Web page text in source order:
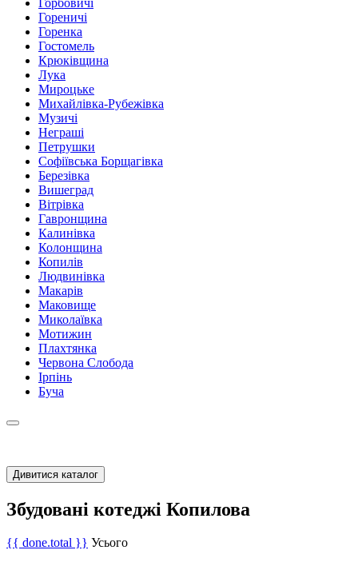
Гореничі
Горенка
Гостомель
Крюківщина
Лука
Мироцьке
Михайлівка-Рубежівка
Музичі
Неграші
Петрушки
Софіївська Борщагівка
Березівка
Вишеград
Вітрівка
Гавронщина
Калинівка
Колонщина
Копилів
Людвинівка
Макарів
Маковище
Миколаївка
Мотижин
Плахтянка
Червона Слобода
Ірпінь
Буча
Дивитися каталог
Збудовані котеджі Копилова
{{ done.total }} Усього